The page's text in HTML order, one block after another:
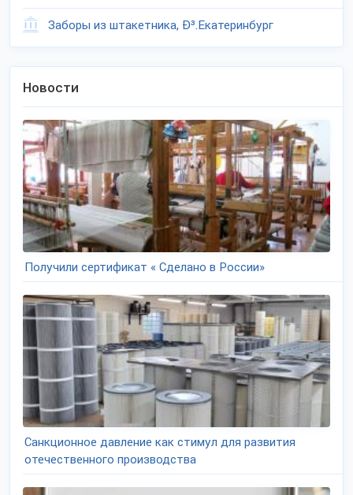
Заборы из штакетника, Ð³.Екатеринбург
Новости
Получили сертификат « Сделано в России»
Санкционное давление как стимул для развития
отечественного производства